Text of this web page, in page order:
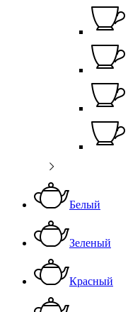
Белый
Зеленый
Красный